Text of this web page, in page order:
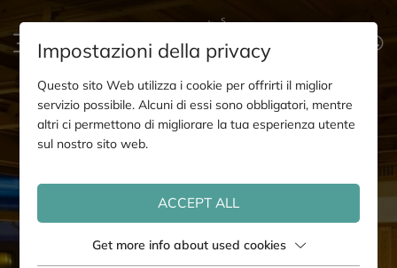
Impostazioni della privacy
Questo sito Web utilizza i cookie per offrirti il miglior
servizio possibile. Alcuni di essi sono obbligatori, mentre
altri ci permettono di migliorare la tua esperienza utente
sul nostro sito web.
ACCEPT ALL
Get more info about used cookies